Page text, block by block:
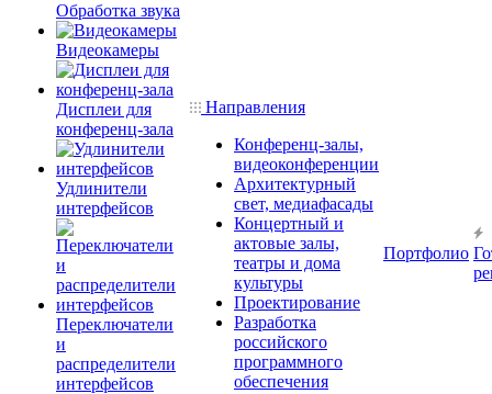
Обработка звука
Видеокамеры
Дисплеи для
конференц-зала
Удлинители
интерфейсов
Переключатели
и
распределители
интерфейсов
Направления
Конференц-залы,
видеоконференции
Архитектурный
свет, медиафасады
Концертный и
актовые залы,
театры и дома
культуры
Проектирование
Разработка
российского
программного
обеспечения
Портфолио